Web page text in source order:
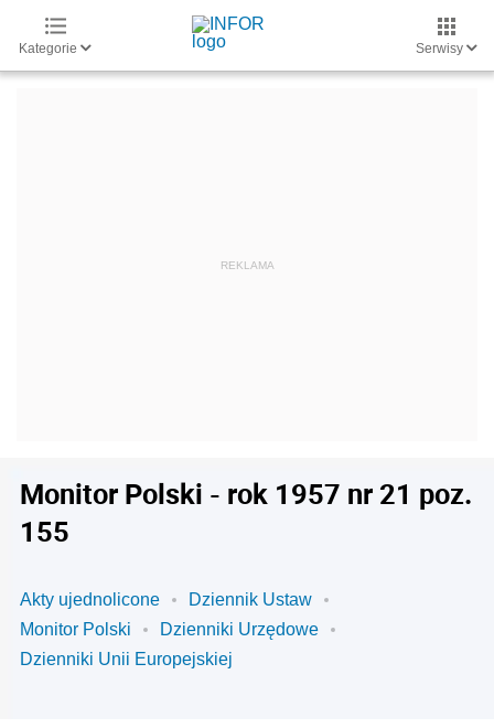
Kategorie Serwisy
Monitor Polski - rok 1957 nr 21 poz.
155
Akty ujednolicone
Dziennik Ustaw
Monitor Polski
Dzienniki Urzędowe
Dzienniki Unii Europejskiej